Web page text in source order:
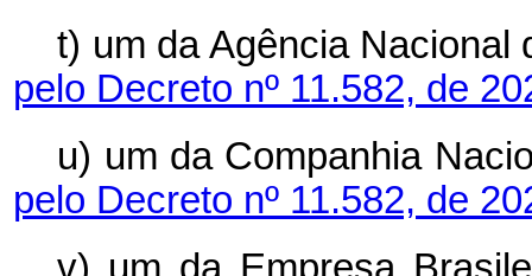
t) um da Agência
pelo Decreto nº 11.582, de
u) um da Companhia
pelo Decreto nº 11.582, de
v) um da Empresa